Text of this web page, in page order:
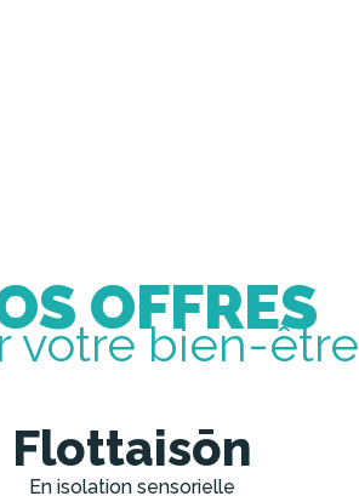
OFFRES
votre bien-être
Flottaisōn
En isolation sensorielle